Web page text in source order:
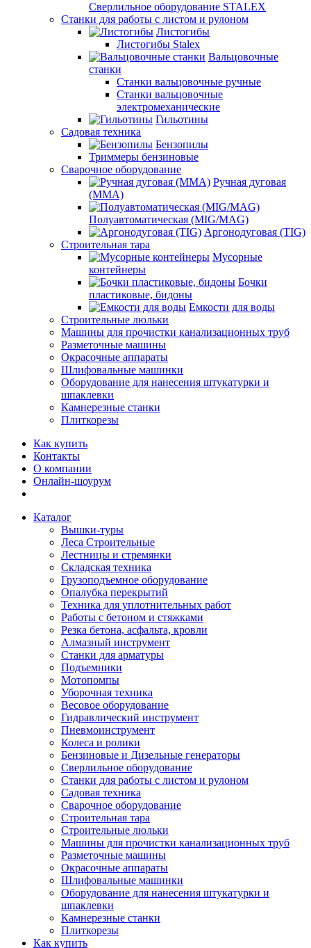
Сверлильное оборудование STALEX
Станки для работы с листом и рулоном
Листогибы
Листогибы Stalex
Вальцовочные
станки
Станки вальцовочные ручные
Станки вальцовочные
электромеханические
Гильотины
Садовая техника
Бензопилы
Триммеры бензиновые
Сварочное оборудование
Ручная дуговая
(MMA)
Полуавтоматическая (MIG/MAG)
Аргонодуговая (TIG)
Строительная тара
Мусорные
контейнеры
Бочки
пластиковые, бидоны
Емкости для воды
Строительные люльки
Машины для прочистки канализационных труб
Разметочные машины
Окрасочные аппараты
Шлифовальные машинки
Оборудование для нанесения штукатурки и
шпаклевки
Камнерезные станки
Плиткорезы
Как купить
Контакты
О компании
Онлайн-шоурум
Каталог
Вышки-туры
Леса Строительные
Лестницы и стремянки
Складская техника
Грузоподъемное оборудование
Опалубка перекрытий
Техника для уплотнительных работ
Работы с бетоном и стяжками
Резка бетона, асфальта, кровли
Алмазный инструмент
Станки для арматуры
Подъемники
Мотопомпы
Уборочная техника
Весовое оборудование
Гидравлический инструмент
Пневмоинструмент
Колеса и ролики
Бензиновые и Дизельные генераторы
Сверлильное оборудование
Станки для работы с листом и рулоном
Садовая техника
Сварочное оборудование
Строительная тара
Строительные люльки
Машины для прочистки канализационных труб
Разметочные машины
Окрасочные аппараты
Шлифовальные машинки
Оборудование для нанесения штукатурки и
шпаклевки
Камнерезные станки
Плиткорезы
Как купить